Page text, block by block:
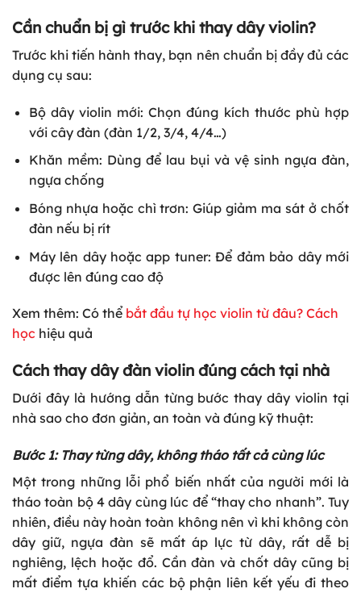
Cần chuẩn bị gì trước khi thay dây violin?
Trước khi tiến hành thay, bạn nên chuẩn bị đầy đủ các
dụng cụ sau:
Bộ dây violin mới: Chọn đúng kích thước phù hợp
với cây đàn (đàn 1/2, 3/4, 4/4…)
Khăn mềm: Dùng để lau bụi và vệ sinh ngựa đàn,
ngựa chống
Bóng nhựa hoặc chì trơn: Giúp giảm ma sát ở chốt
đàn nếu bị rít
Máy lên dây hoặc app tuner: Để đảm bảo dây mới
được lên đúng cao độ
Xem thêm: Có thể bắt đầu tự học violin từ đâu? Cách
học hiệu quả
Cách thay dây đàn violin đúng cách tại nhà
Dưới đây là hướng dẫn từng bước thay dây violin tại
nhà sao cho đơn giản, an toàn và đúng kỹ thuật:
Bước 1: Thay từng dây, không tháo tất cả cùng lúc
Một trong những lỗi phổ biến nhất của người mới là
tháo toàn bộ 4 dây cùng lúc để “thay cho nhanh”. Tuy
nhiên, điều này hoàn toàn không nên vì khi không còn
dây giữ, ngựa đàn sẽ mất áp lực từ dây, rất dễ bị
nghiêng, lệch hoặc đổ. Cần đàn và chốt dây cũng bị
mất điểm tựa khiến các bộ phận liên kết yếu đi theo